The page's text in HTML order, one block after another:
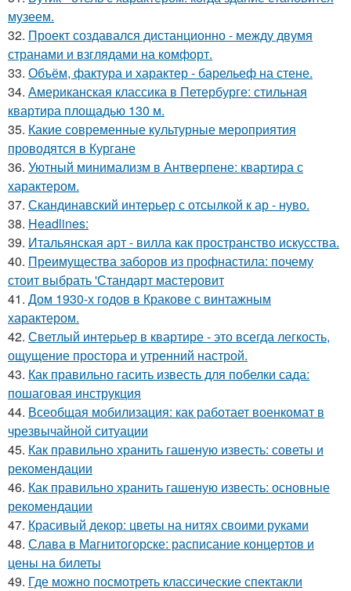
музеем.
32. Проект создавался дистанционно - между двумя
странами и взглядами на комфорт.
33. Объём, фактура и характер - барельеф на стене.
34. Американская классика в Петербурге: стильная
квартира площадью 130 м.
35. Какие современные культурные мероприятия
проводятся в Кургане
36. Уютный минимализм в Антверпене: квартира с
характером.
37. Скандинавский интерьер с отсылкой к ар - нуво.
38. Headlines:
39. Итальянская арт - вилла как пространство искусства.
40. Преимущества заборов из профнастила: почему
стоит выбрать 'Стандарт мастеровит
41. Дом 1930-х годов в Кракове с винтажным
характером.
42. Светлый интерьер в квартире - это всегда легкость,
ощущение простора и утренний настрой.
43. Как правильно гасить известь для побелки сада:
пошаговая инструкция
44. Всеобщая мобилизация: как работает военкомат в
чрезвычайной ситуации
45. Как правильно хранить гашеную известь: советы и
рекомендации
46. Как правильно хранить гашеную известь: основные
рекомендации
47. Красивый декор: цветы на нитях своими руками
48. Слава в Магнитогорске: расписание концертов и
цены на билеты
49. Где можно посмотреть классические спектакли